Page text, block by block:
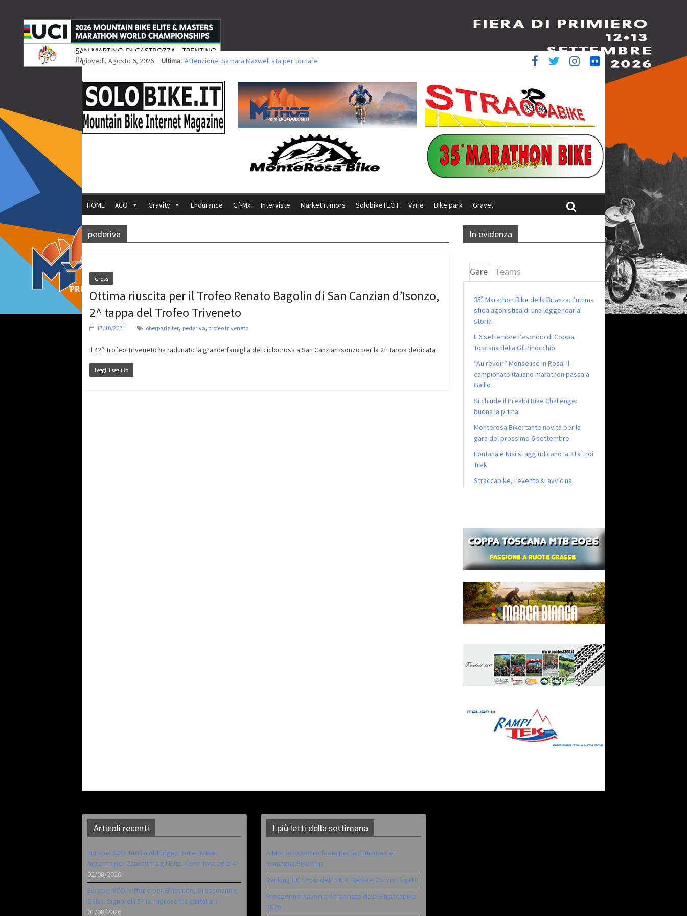
giovedì, Agosto 6, 2026 Ultima: Attenzione: Samara Maxwell sta per tornare
Europei XCO: vittorie per Ghibaudo, Grossmann e Gallis. Signorelli 5^ la migliore tra gli italiani
35ª Marathon Bike della Brianza: l’ultima sfida agonistica di una leggendaria storia
Europei MTB: il Team Relay firma il secondo argento azzurro a Monteceneri
HOME XCO Gravity Endurance Gf-Mx Interviste Market rumors SolobikeTECH Varie Bike park Gravel
pederiva
Cross
Ottima riuscita per il Trofeo Renato Bagolin di San Canzian d’Isonzo,
2^ tappa del Trofeo Triveneto
17/10/2021 oberparleiter, pederiva, trofeo triveneto
Il 42° Trofeo Triveneto ha radunato la grande famiglia del ciclocross a San Canzian Isonzo per la 2^ tappa dedicata
Leggi il seguito
In evidenza
Gare Teams
35ª Marathon Bike della Brianza: l’ultima
sfida agonistica di una leggendaria
storia
Il 6 settembre l’esordio di Coppa
Toscana della Gf Pinocchio
“Au revoir” Monselice in Rosa. Il
campionato italiano marathon passa a
Gallio
Si chiude il Prealpi Bike Challenge:
buona la prima
Monterosa Bike: tante novità per la
gara del prossimo 6 settembre
Fontana e Nisi si aggiudicano la 31a Troi
Trek
Straccabike, l’evento si avvicina
Articoli recenti
Europei XCO: titoli a Aldridge, Frei e Hutter.
Argento per Zanotti tra gli Elite. Corvi fora ed è 4^
02/08/2026
Europei XCO: vittorie per Ghibaudo, Grossmann e
Gallis. Signorelli 5^ la migliore tra gli italiani
01/08/2026
I più letti della settimana
A Montecoronaro festa per la chiusura del
Romagna Bike Cup
Ranking UCI: Avondetto N.2. Berta e Corvi in Top10
Procedono i lavori sul tracciato della Straccabike
2026